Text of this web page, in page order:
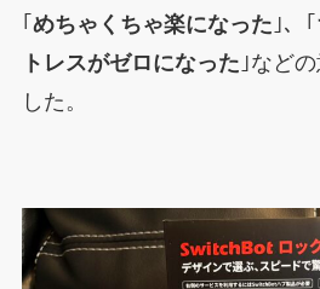
｢ めちゃくちゃ楽になった ｣、｢
トレスがゼロになった ｣など
した。